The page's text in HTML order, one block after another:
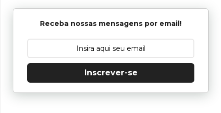
Receba nossas mensagens por email!
Inscrever-se